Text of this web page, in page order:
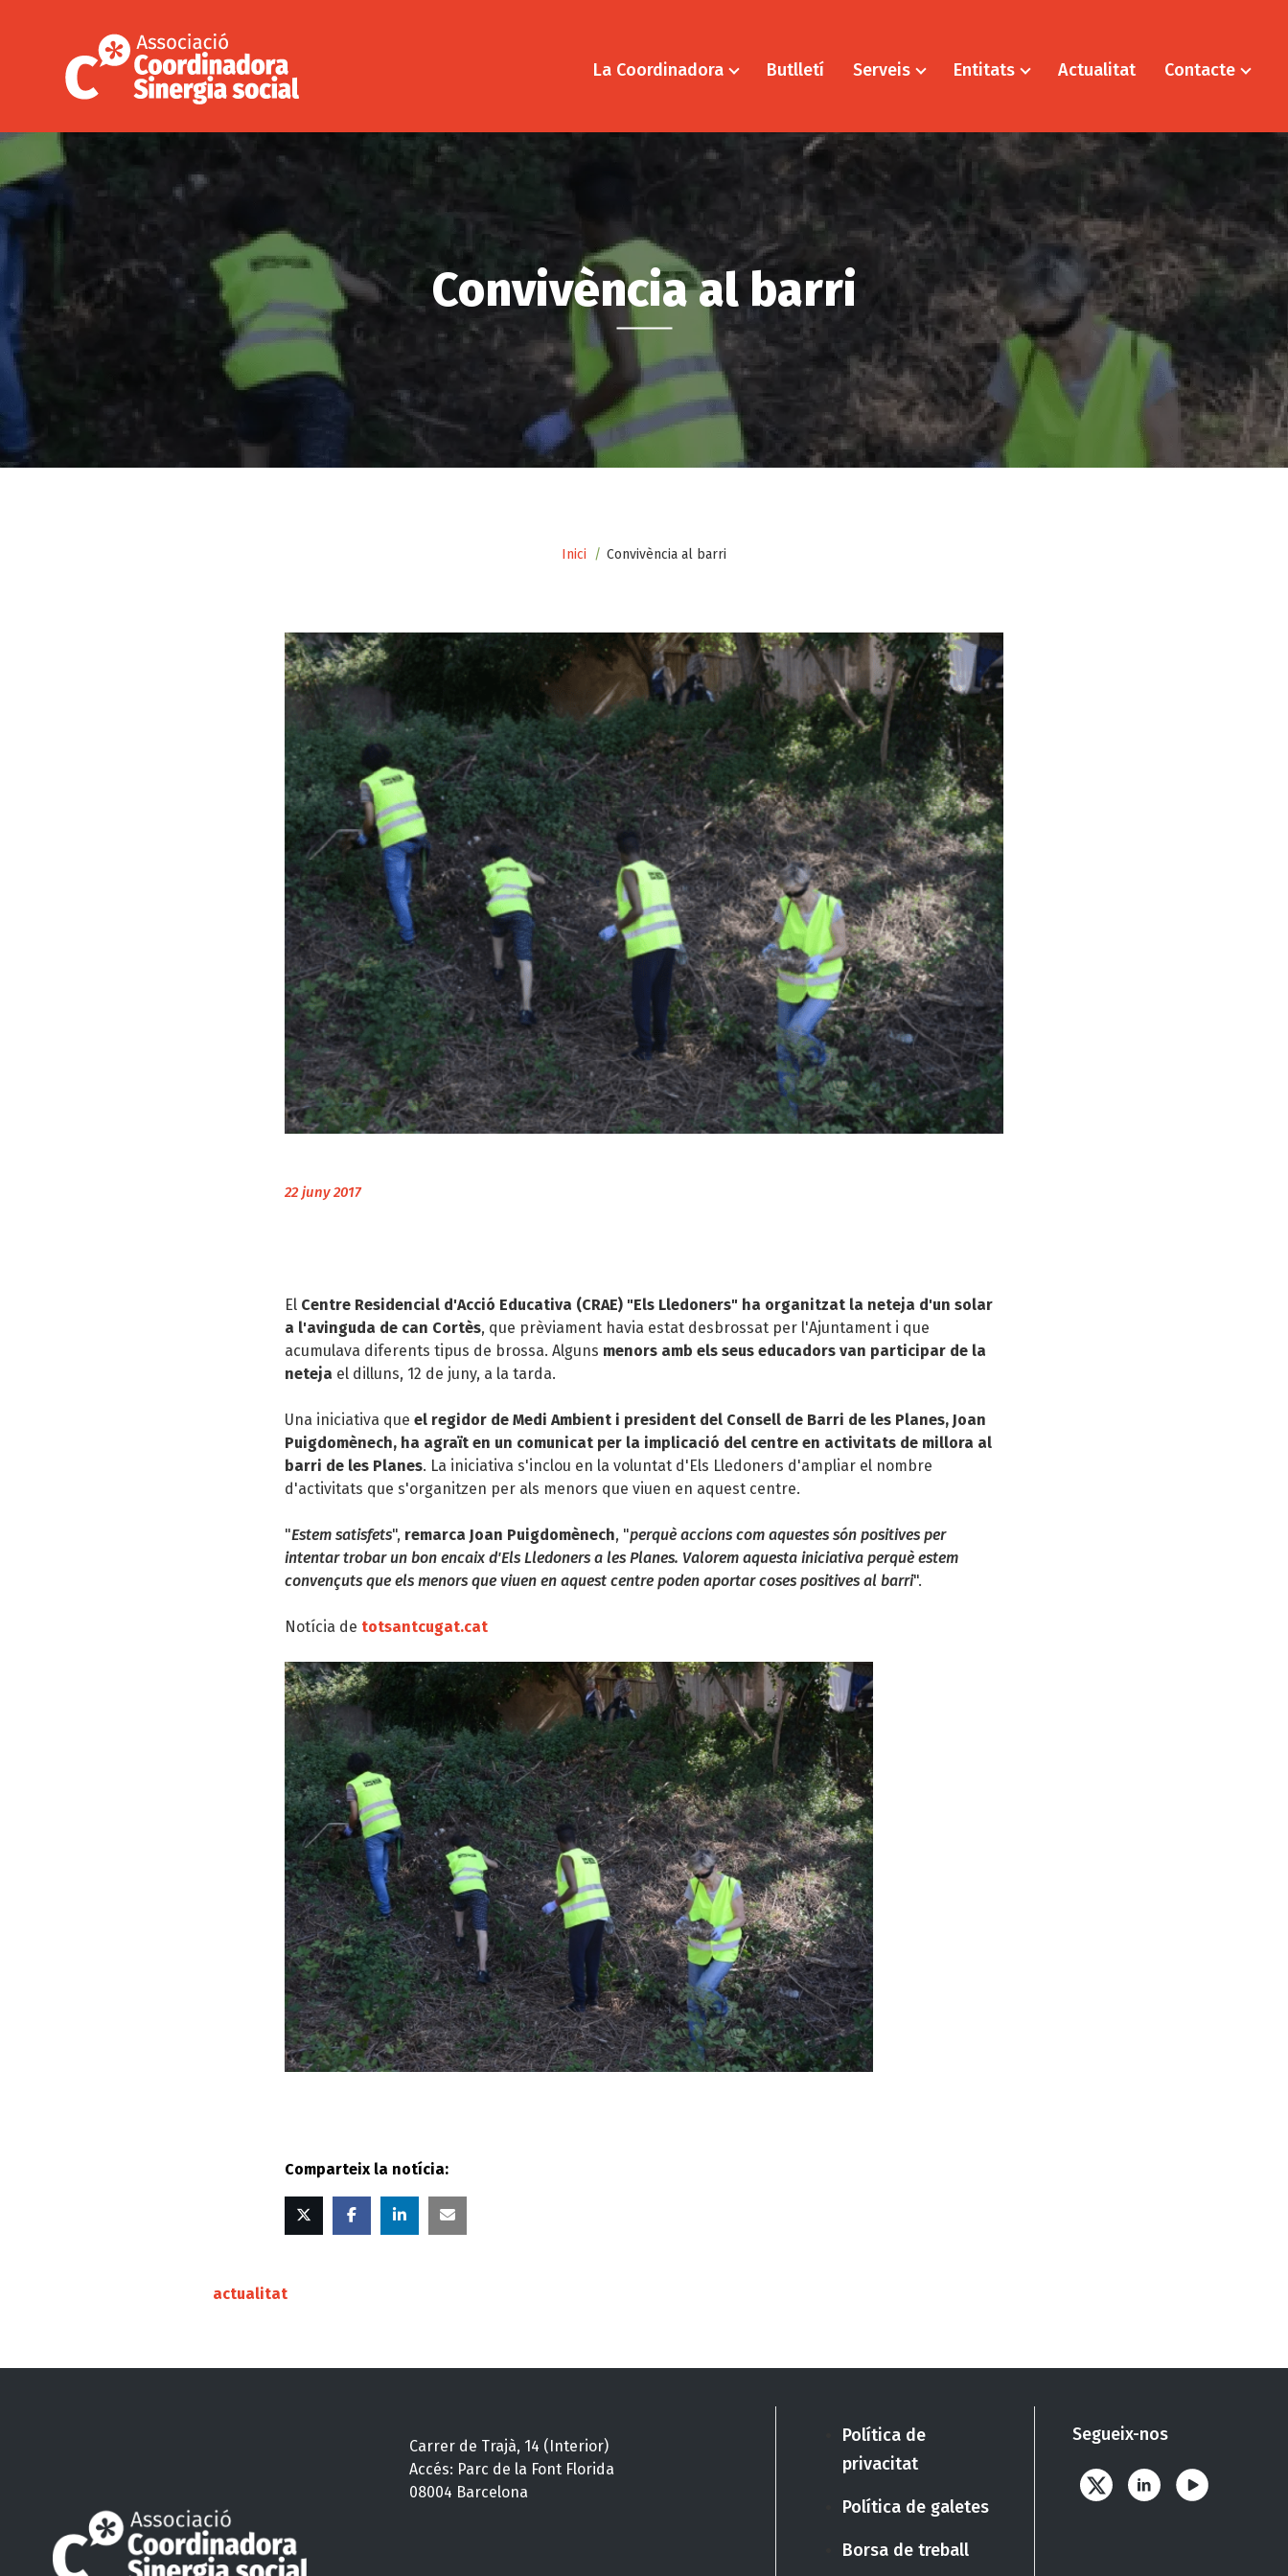
contingut
La Coordinadora Butlletí Serveis Entitats Actualitat Contacte
Convivència al barri
Inici Convivència al barri
22 juny 2017
El Centre Residencial d'Acció Educativa (CRAE) "Els Lledoners" ha organitzat la neteja d'un solar
a l'avinguda de can Cortès, que prèviament havia estat desbrossat per l'Ajuntament i que
acumulava diferents tipus de brossa. Alguns menors amb els seus educadors van participar de la
neteja el dilluns, 12 de juny, a la tarda.
Una iniciativa que el regidor de Medi Ambient i president del Consell de Barri de les Planes, Joan
Puigdomènech, ha agraït en un comunicat per la implicació del centre en activitats de millora al
barri de les Planes. La iniciativa s'inclou en la voluntat d'Els Lledoners d'ampliar el nombre
d'activitats que s'organitzen per als menors que viuen en aquest centre.
"Estem satisfets", remarca Joan Puigdomènech, "perquè accions com aquestes són positives per
intentar trobar un bon encaix d'Els Lledoners a les Planes. Valorem aquesta iniciativa perquè estem
convençuts que els menors que viuen en aquest centre poden aportar coses positives al barri".
Notícia de totsantcugat.cat
Comparteix la notícia:
Twitter FacebookLinked
in
actualitat
Carrer de Trajà, 14 (Interior)
Accés: Parc de la Font Florida
08004 Barcelona
Política de
privacitat
Política de galetes
Borsa de treball
Segueix-nos